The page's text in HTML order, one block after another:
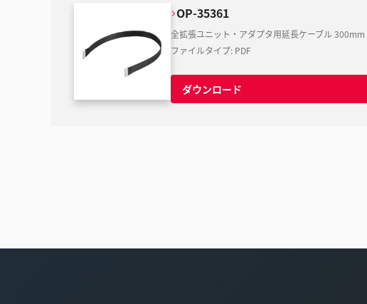
OP-35361
全拡張ユニット・アダプタ用延長ケーブル 300mm
ファイルタイプ: PDF
ダウンロード